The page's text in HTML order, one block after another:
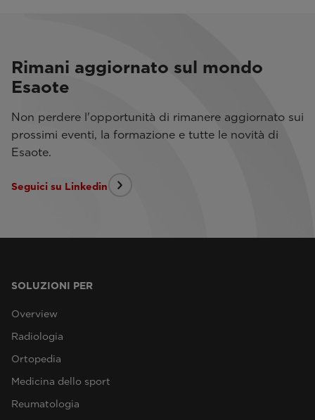
Rimani aggiornato sul mondo
Esaote
Non perdere l'opportunità di rimanere aggiornato sui
prossimi eventi, la formazione e tutte le novità di
Esaote.
Seguici su Linkedin
SOLUZIONI PER
Overview
Radiologia
Ortopedia
Medicina dello sport
Reumatologia